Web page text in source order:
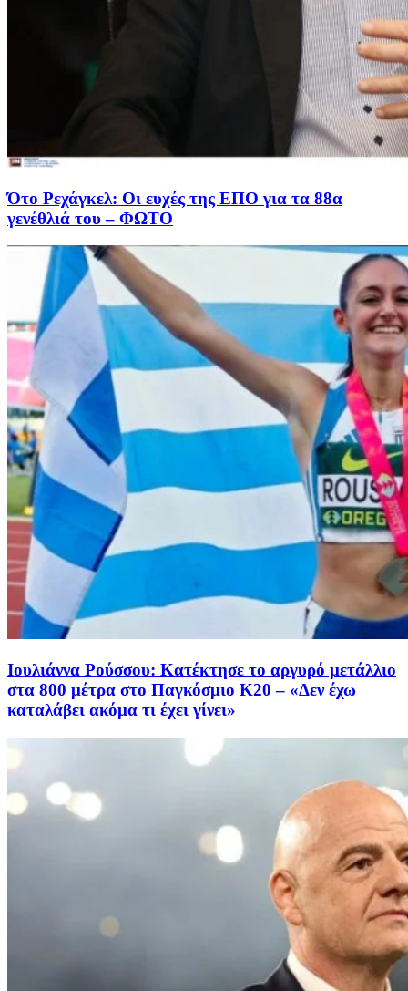
Ότο Ρεχάγκελ: Οι ευχές της EΠΟ για τα 88α
γενέθλιά του – ΦΩΤΟ
Ιουλιάννα Ρούσσου: Κατέκτησε το αργυρό μετάλλιο
στα 800 μέτρα στο Παγκόσμιο Κ20 – «Δεν έχω
καταλάβει ακόμα τι έχει γίνει»